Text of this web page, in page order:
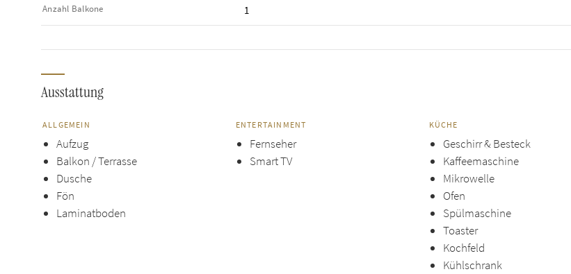
Anzahl Balkone 1
Ausstattung
ALLGEMEIN
Aufzug
Balkon / Terrasse
Dusche
Fön
Laminatboden
ENTERTAINMENT
Fernseher
Smart TV
KÜCHE
Geschirr & Besteck
Kaffeemaschine
Mikrowelle
Ofen
Spülmaschine
Toaster
Kochfeld
Kühlschrank